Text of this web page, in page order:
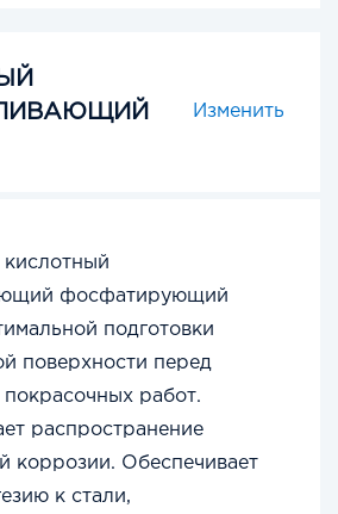
Изменить
кислотный
фосфатирующий
подготовки
поверхности перед
работ.
распространение
коррозии. Обеспечивает
к стали,